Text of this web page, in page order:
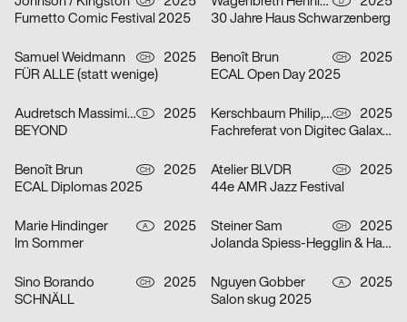
CH
Fumetto Comic Festival 2025
D
30 Jahre Haus Schwarzenberg
Samuel Weidmann CH
2025
FÜR ALLE (statt wenige)
Benoît Brun CH
2025
ECAL Open Day 2025
Audretsch Massimiliano D
2025
BEYOND
Kerschbaum Philip, Fawad Qadire CH
2025
Fachreferat von Digitec Galaxus „Fast alles für fast jede*n“
Benoît Brun CH
2025
ECAL Diplomas 2025
Atelier BLVDR CH
2025
44e AMR Jazz Festival
Marie Hindinger A
2025
Im Sommer
Steiner Sam CH
2025
Jolanda Spiess-Hegglin & Hansi Voigt lesen aus „Meistgeklickt“
Sino Borando CH
2025
SCHNÄLL
Nguyen Gobber A
2025
Salon skug 2025